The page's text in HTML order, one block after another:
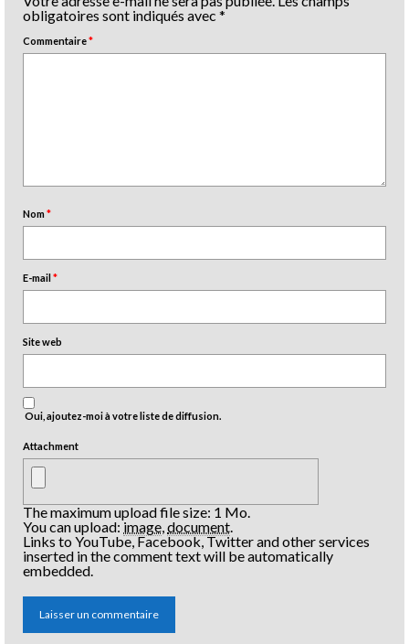
obligatoires sont indiqués avec *
Commentaire*
Nom*
E-mail*
Site web
Oui, ajoutez-moi à votre liste de diffusion.
Attachment
The maximum upload file size: 1 Mo.
You can upload:image,document.
Links to YouTube, Facebook, Twitter and other services
inserted in the comment text will be automatically
embedded.